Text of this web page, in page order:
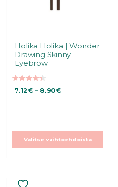
Holika Holika | Wonder
Drawing Skinny
Eyebrow
4.38
5:stä
7,12€ – 8,90€Hintaluokka:
Valitse vaihtoehdoista